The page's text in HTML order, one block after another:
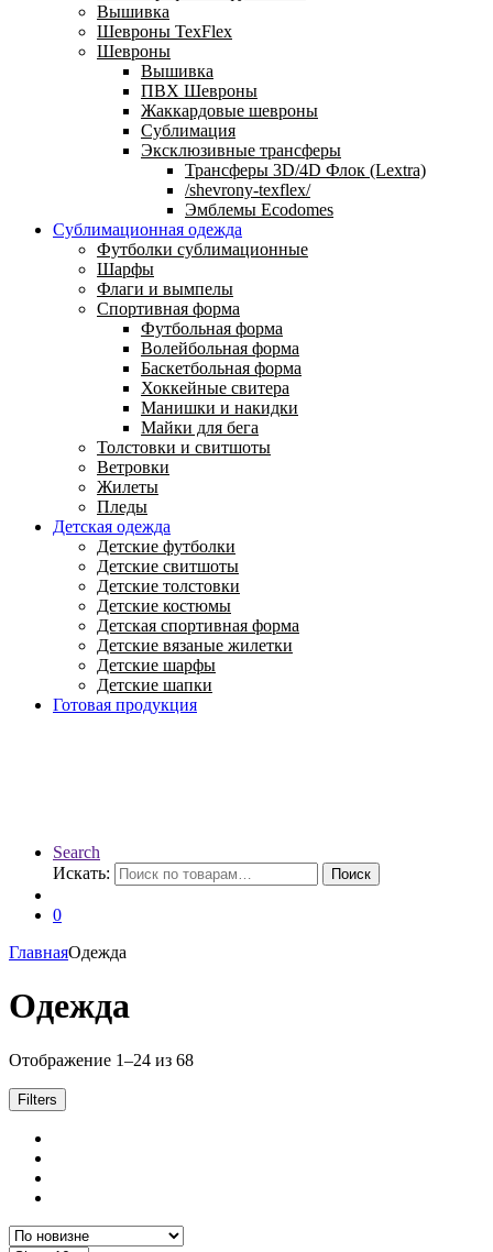
Вышивка
Шевроны TexFlex
Шевроны
Вышивка
ПВХ Шевроны
Жаккардовые шевроны
Сублимация
Эксклюзивные трансферы
Трансферы 3D/4D Флок (Lextra)
/shevrony-texflex/
Эмблемы Ecodomes
Сублимационная одежда
Футболки сублимационные
Шарфы
Флаги и вымпелы
Спортивная форма
Футбольная форма
Волейбольная форма
Баскетбольная форма
Хоккейные свитера
Манишки и накидки
Майки для бега
Толстовки и свитшоты
Ветровки
Жилеты
Пледы
Детская одежда
Детские футболки
Детские свитшоты
Детские толстовки
Детские костюмы
Детская спортивная форма
Детские вязаные жилетки
Детские шарфы
Детские шапки
Готовая продукция
Search
Искать:
Поиск
0
ГлавнаяОдежда
Одежда
Отображение 1–24 из 68
Filters